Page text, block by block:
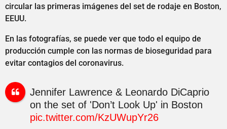
circular las primeras imágenes del set de rodaje en Boston,
EEUU.
En las fotografías, se puede ver que todo el equipo de
producción cumple con las normas de bioseguridad para
evitar contagios del coronavirus.
Jennifer Lawrence & Leonardo DiCaprio
on the set of 'Don’t Look Up' in Boston
pic.twitter.com/KzUWupYr26